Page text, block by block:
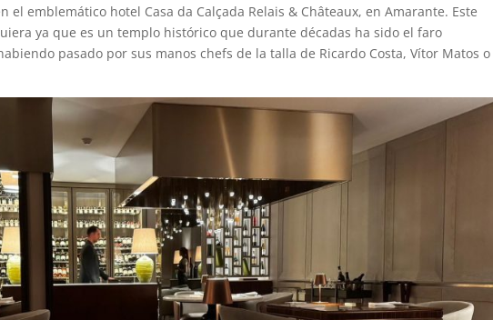
el emblemático hotel Casa da Calçada Relais & Châteaux, en Amarante. Este
ya que es un templo histórico que durante décadas ha sido el faro
pasado por sus manos chefs de la talla de Ricardo Costa, Vítor Matos o